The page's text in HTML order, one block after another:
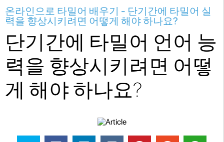
온라인으로 타밀어 배우기 - 단기간에 타밀어 실
력을 향상시키려면 어떻게 해야 하나요?
단기간에 타밀어 언어 능
력을 향상시키려면 어떻
게 해야 하나요?